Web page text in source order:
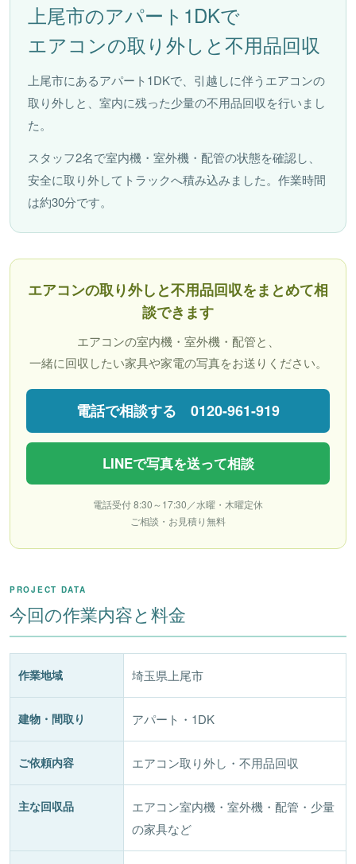
上尾市のアパート1DKで
エアコンの取り外しと不用品回収
上尾市にあるアパート1DKで、引越しに伴うエアコンの
取り外しと、室内に残った少量の不用品回収を行いまし
た。
スタッフ2名で室内機・室外機・配管の状態を確認し、
安全に取り外してトラックへ積み込みました。作業時間
は約30分です。
エアコンの取り外しと不用品回収をまとめて相
談できます
エアコンの室内機・室外機・配管と、
一緒に回収したい家具や家電の写真をお送りください。
電話で相談する 0120-961-919
LINEで写真を送って相談
電話受付 8:30～17:30／水曜・木曜定休
ご相談・お見積り無料
PROJECT DATA
今回の作業内容と料金
作業地域 埼玉県上尾市
建物・間取り アパート・1DK
ご依頼内容 エアコン取り外し・不用品回収
主な回収品
エアコン室内機・室外機・配管・少量
の家具など